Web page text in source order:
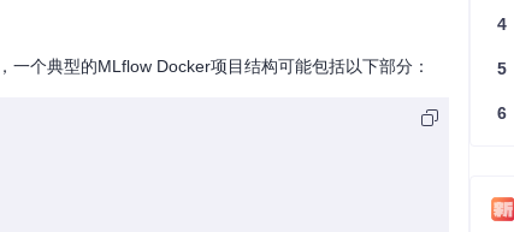
个典型的MLflow Docker项目结构可能包括以下部分：
4
5
6